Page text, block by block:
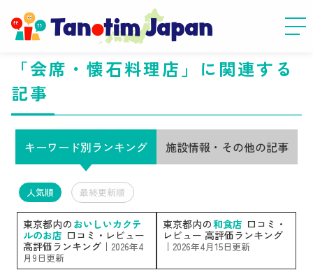
「会席・懐石料理店」に関連する
記事
キーワード別ランキング 施設情報・その他の記事
人気順 最終更新順
東京都内の おいしいカクテ
ルのお店 口コミ・レビュー
高評価ランキング｜ 2026年4
月9日更新
東京都内の和食店 口コミ・
レビュー 高評価ランキング
｜ 2026年4月15日更新